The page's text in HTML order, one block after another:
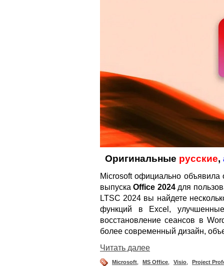
Оригинальные русские,
Microsoft официально объявила
выпускаOffice 2024для
LTSC 2024 вы найдете
функций в Excel,
восстановление сеансов в
более современный дизайн,
Читать далее
Microsoft MS Office Visio Project